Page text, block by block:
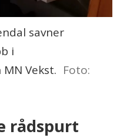
savner
i
Vekst. Foto:
rådspurt